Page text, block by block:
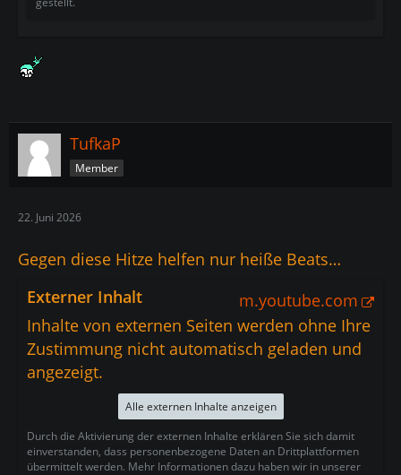
TufkaP
Member
22. Juni 2026
Gegen diese Hitze helfen nur heiße Beats…
Externer Inhalt
m.youtube.com
Inhalte von externen Seiten werden ohne Ihre
Zustimmung nicht automatisch geladen und
angezeigt.
Alle externen Inhalte anzeigen
Durch die Aktivierung der externen Inhalte erklären Sie sich damit
einverstanden, dass personenbezogene Daten an Drittplattformen
übermittelt werden. Mehr Informationen dazu haben wir in unserer